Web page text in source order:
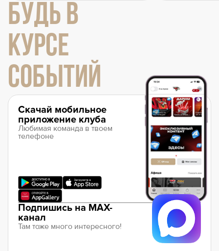
БУДЬ В
КУРСЕ
СОБЫТИЙ
Скачай мобильное
приложение клуба
Любимая команда в твоем
телефоне
Подпишись на MAX-
канал
Там тоже много интересного!